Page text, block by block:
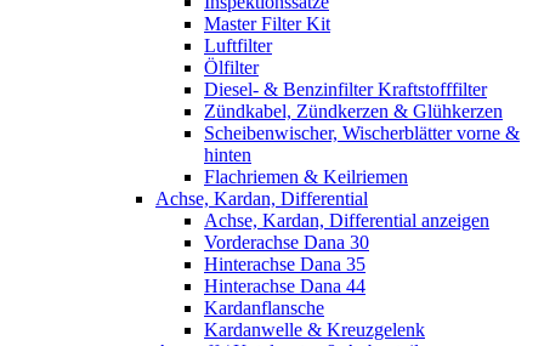
Master Filter Kit
Luftfilter
Ölfilter
Diesel- & Benzinfilter Kraftstofffilter
Zündkabel, Zündkerzen & Glühkerzen
Scheibenwischer, Wischerblätter vorne &
hinten
Flachriemen & Keilriemen
Achse, Kardan, Differential
Achse, Kardan, Differential anzeigen
Vorderachse Dana 30
Hinterachse Dana 35
Hinterachse Dana 44
Kardanflansche
Kardanwelle & Kreuzgelenk